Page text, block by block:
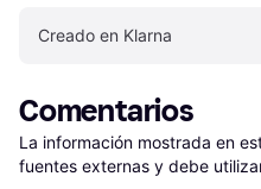
Creado en Klarna
Comentarios
La información mostrada en
fuentes externas y debe